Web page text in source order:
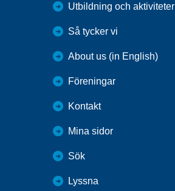
Utbildning och aktiviteter
Så tycker vi
About us (in English)
Föreningar
Kontakt
Mina sidor
Sök
Lyssna